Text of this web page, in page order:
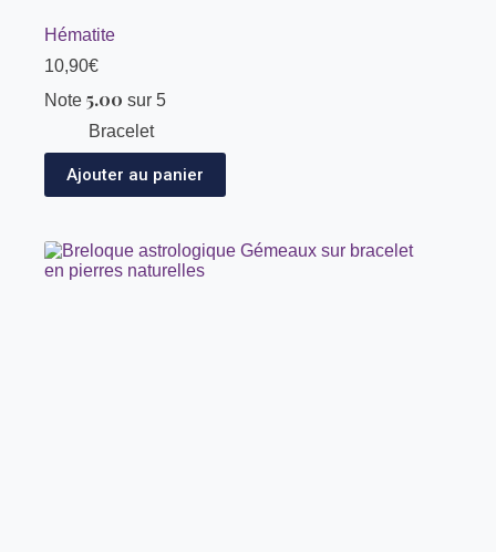
Hématite
10,90€
Note 5.00 sur 5
Bracelet
Ajouter au panier